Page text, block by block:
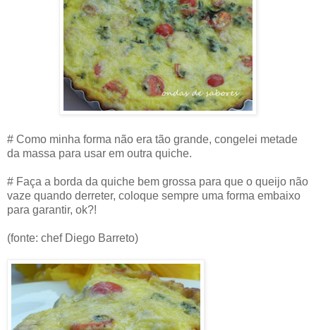
# Como minha forma não era tão grande, congelei metade
da massa para usar em outra quiche.
# Faça a borda da quiche bem grossa para que o queijo não
vaze quando derreter, coloque sempre uma forma embaixo
para garantir, ok?!
(fonte: chef Diego Barreto)